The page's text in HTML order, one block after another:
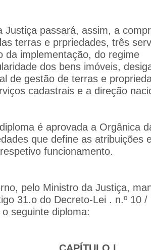
Justiça passará, assim, a
terras e prpriedades, três
da implementação, do regime
dos bens im­óveis,
de gestão de terras e
cadastrais e a direção
é aprovada a Orgânica
que define as atribuições
funcionamento.
pelo Ministro da Justiça,
31.o do Decreto-Lei . n.º 10
seguinte diploma:
CAPÍTULO I